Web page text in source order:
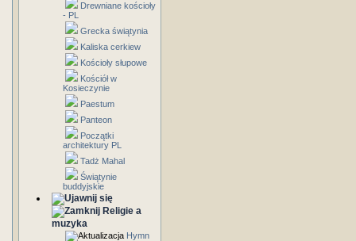
Drewniane kościoły
- PL
Grecka świątynia
Kaliska cerkiew
Kościoły słupowe
Kościół w
Kosieczynie
Paestum
Panteon
Początki
architektury PL
Tadż Mahal
Świątynie
buddyjskie
Religie a
muzyka
Hymn